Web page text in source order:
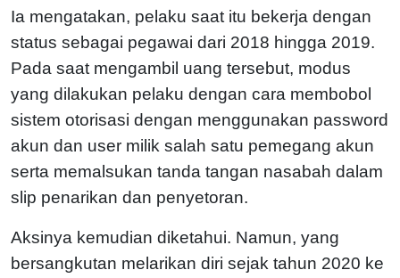
Ia mengatakan, pelaku saat itu bekerja dengan
status sebagai pegawai dari 2018 hingga 2019.
Pada saat mengambil uang tersebut, modus
yang dilakukan pelaku dengan cara membobol
sistem otorisasi dengan menggunakan password
akun dan user milik salah satu pemegang akun
serta memalsukan tanda tangan nasabah dalam
slip penarikan dan penyetoran.
Aksinya kemudian diketahui. Namun, yang
bersangkutan melarikan diri sejak tahun 2020 ke